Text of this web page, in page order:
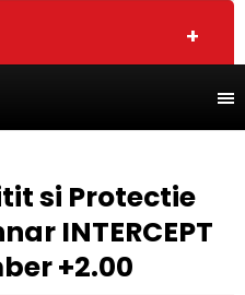
si Protectie
INTERCEPT
+2.00